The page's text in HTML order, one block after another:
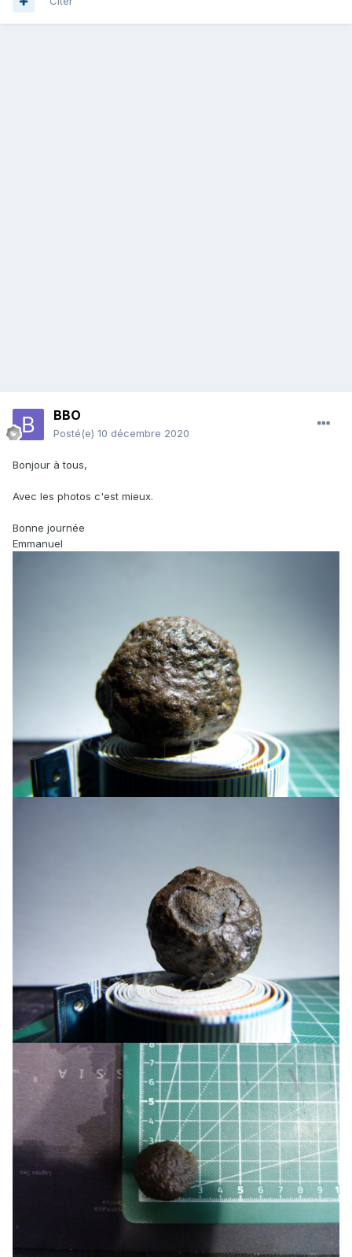
BBO
Posté(e) 10 décembre 2020
Bonjour à tous,
Avec les photos c'est mieux.
Bonne journée
Emmanuel